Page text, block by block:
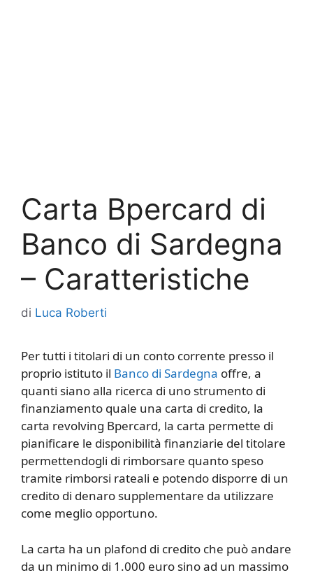
Carta Bpercard di
Banco di Sardegna
– Caratteristiche
di Luca Roberti
Per tutti i titolari di un conto corrente presso il
proprio istituto il Banco di Sardegna offre, a
quanti siano alla ricerca di uno strumento di
finanziamento quale una carta di credito, la
carta revolving Bpercard, la carta permette di
pianificare le disponibilità finanziarie del titolare
permettendogli di rimborsare quanto speso
tramite rimborsi rateali e potendo disporre di un
credito di denaro supplementare da utilizzare
come meglio opportuno.
La carta ha un plafond di credito che può andare
da un minimo di 1.000 euro sino ad un massimo